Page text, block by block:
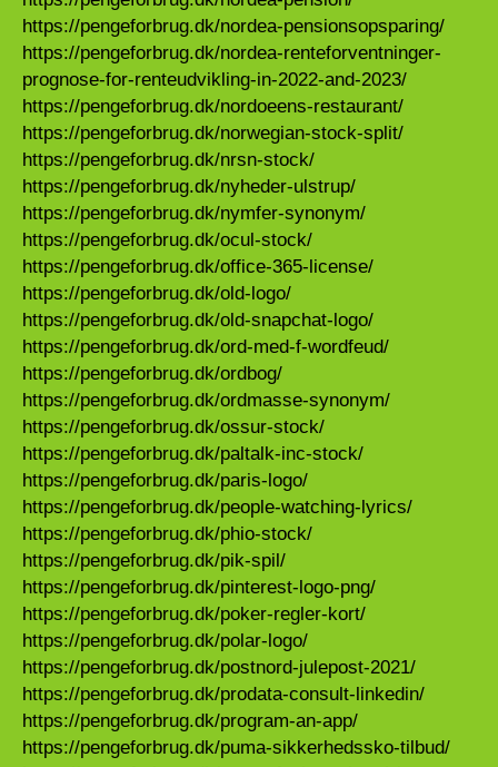
https://pengeforbrug.dk/nordea-pensionsopsparing/
https://pengeforbrug.dk/nordea-renteforventninger-
prognose-for-renteudvikling-in-2022-and-2023/
https://pengeforbrug.dk/nordoeens-restaurant/
https://pengeforbrug.dk/norwegian-stock-split/
https://pengeforbrug.dk/nrsn-stock/
https://pengeforbrug.dk/nyheder-ulstrup/
https://pengeforbrug.dk/nymfer-synonym/
https://pengeforbrug.dk/ocul-stock/
https://pengeforbrug.dk/office-365-license/
https://pengeforbrug.dk/old-logo/
https://pengeforbrug.dk/old-snapchat-logo/
https://pengeforbrug.dk/ord-med-f-wordfeud/
https://pengeforbrug.dk/ordbog/
https://pengeforbrug.dk/ordmasse-synonym/
https://pengeforbrug.dk/ossur-stock/
https://pengeforbrug.dk/paltalk-inc-stock/
https://pengeforbrug.dk/paris-logo/
https://pengeforbrug.dk/people-watching-lyrics/
https://pengeforbrug.dk/phio-stock/
https://pengeforbrug.dk/pik-spil/
https://pengeforbrug.dk/pinterest-logo-png/
https://pengeforbrug.dk/poker-regler-kort/
https://pengeforbrug.dk/polar-logo/
https://pengeforbrug.dk/postnord-julepost-2021/
https://pengeforbrug.dk/prodata-consult-linkedin/
https://pengeforbrug.dk/program-an-app/
https://pengeforbrug.dk/puma-sikkerhedssko-tilbud/